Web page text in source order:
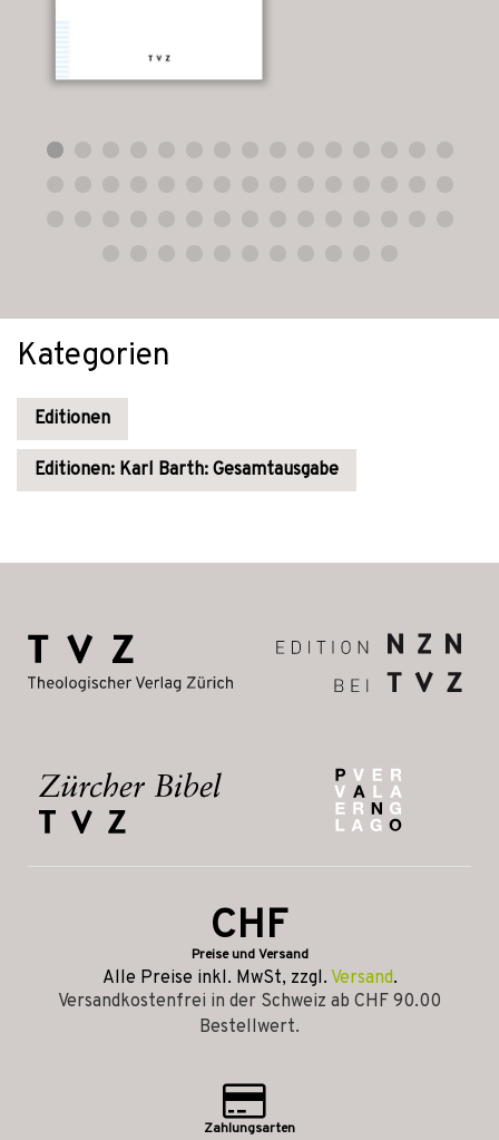
Kategorien
Editionen
Editionen: Karl Barth: Gesamtausgabe
CHF
Preise und Versand
Alle Preise inkl. MwSt, zzgl. Versand.
Versandkostenfrei in der Schweiz ab CHF 90.00
Bestellwert.
Zahlungsarten